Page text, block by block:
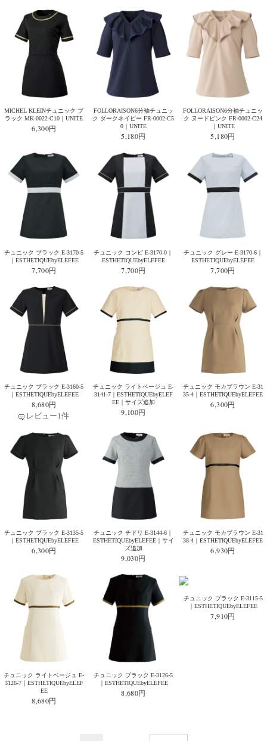
MICHEL KLEINチュニック ブ
ラック MK-0022-C10｜UNITE
6,300円
FOLLORAISON6分袖チュニッ
ク ダークネイビー FR-0002-C5
0｜UNITE
5,180円
FOLLORAISON6分袖チュニッ
ク ヌードピンク FR-0002-C24
｜UNITE
5,180円
チュニック ブラック E-3170-5
｜ESTHETIQUEbyELEFEE
7,700円
チュニック コンビ E-3170-0｜
ESTHETIQUEbyELEFEE
7,700円
チュニック グレー E-3170-6｜
ESTHETIQUEbyELEFEE
7,700円
チュニック ブラック E-3160-5
｜ESTHETIQUEbyELEFEE
8,680円
レビュー1件
チュニック ライトベージュ E-
3141-7｜ESTHETIQUEbyELEF
EE｜サイズ追加
9,100円
チュニック モカブラウン E-31
35-4｜ESTHETIQUEbyELEFEE
6,300円
チュニック ブラック E-3135-5
｜ESTHETIQUEbyELEFEE
6,300円
チュニック チドリ E-3144-6｜
ESTHETIQUEbyELEFEE｜サイ
ズ追加
9,030円
チュニック モカブラウン E-31
38-4｜ESTHETIQUEbyELEFEE
6,930円
チュニック ライトベージュ E-
3126-7｜ESTHETIQUEbyELEF
EE
8,680円
チュニック ブラック E-3126-5
｜ESTHETIQUEbyELEFEE
8,680円
チュニック ブラック E-3115-5
｜ESTHETIQUEbyELEFEE
7,910円